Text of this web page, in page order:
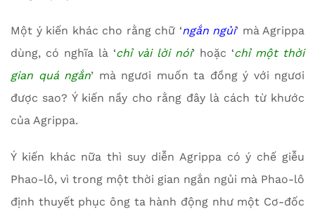
Một ý kiến khác cho rằng chữ ‘ngắn ngủi’ mà Agrippa
dùng, có nghĩa là ‘chỉ vài lời nói’ hoặc ‘chỉ một thời
gian quá ngắn’ mà ngươi muốn ta đồng ý với ngươi
được sao? Ý kiến nầy cho rằng đây là cách từ khước
của Agrippa.
Ý kiến khác nữa thì suy diễn Agrippa có ý chế giễu
Phao-lô, vì trong một thời gian ngắn ngủi mà Phao-lô
định thuyết phục ông ta hành động như một Cơ-đốc